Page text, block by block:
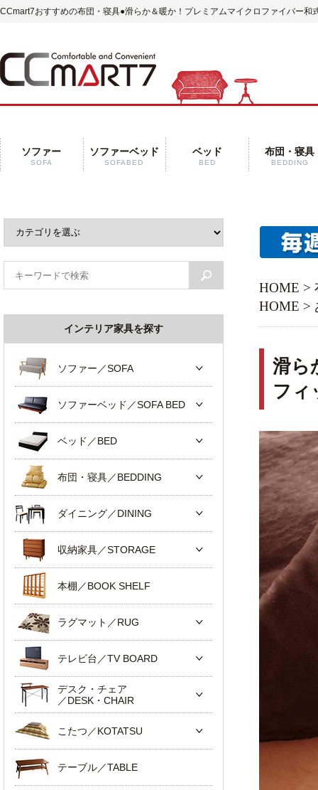
CCmart7おすすめの布団・寝具●滑らか＆暖か！プレミアムマイクロファイバー和
ソファー
SOFA
ソファーベッド
SOFABED
ベッド
BED
布団・寝具
BEDDING
HOME >
HOME >
滑ら
フィ
インテリア家具を探す
ソファー／SOFA
ソファーベッド／SOFA BED
ベッド／BED
布団・寝具／BEDDING
ダイニング／DINING
収納家具／STORAGE
本棚／BOOK SHELF
ラグマット／RUG
テレビ台／TV BOARD
デスク・チェア
／DESK・CHAIR
こたつ／KOTATSU
テーブル／TABLE